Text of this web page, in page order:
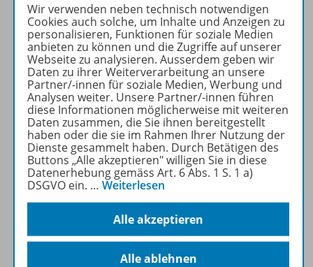
Produktinformationen
Beschreibung
Zugehörige Produkte
Auch in Paketen erhältlich
Benachrichtigungs-Service
Wir verwenden neben technisch notwendigen
Cookies auch solche, um Inhalte und Anzeigen zu
personalisieren, Funktionen für soziale Medien
anbieten zu können und die Zugriffe auf unserer
Webseite zu analysieren. Ausserdem geben wir
Daten zu ihrer Weiterverarbeitung an unsere
Partner/-innen für soziale Medien, Werbung und
Analysen weiter. Unsere Partner/-innen führen
diese Informationen möglicherweise mit weiteren
Daten zusammen, die Sie ihnen bereitgestellt
haben oder die sie im Rahmen Ihrer Nutzung der
Dienste gesammelt haben. Durch Betätigen des
Buttons „Alle akzeptieren" willigen Sie in diese
Datenerhebung gemäss Art. 6 Abs. 1 S. 1 a)
DSGVO ein. … Weiterlesen
Alle akzeptieren
Alle ablehnen